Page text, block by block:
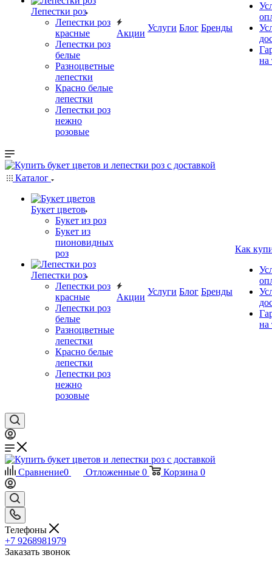
Лепестки роз
Лепестки роз
красные
Лепестки роз
белые
Разноцветные
лепестки
Красно белые
лепестки
Лепестки роз
нежно
розовые
Акции
Услуги Блог Бренды
на
Каталог
Букет цветов
Букет из роз
Букет из
пионовидных
роз
Лепестки роз
Лепестки роз
красные
Лепестки роз
белые
Разноцветные
лепестки
Красно белые
лепестки
Лепестки роз
нежно
розовые
Акции
Услуги Блог Бренды
Как
на
Сравнение0 Отложенные 0 Корзина 0
Телефоны
+7 9268981979
Заказать звонок